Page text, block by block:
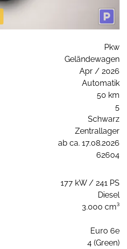
Pkw
Geländewagen
Apr / 2026
Automatik
50 km
5
Schwarz
Zentrallager
ab ca. 17.08.2026
62604
177 kW / 241 PS
Diesel
3.000 cm³
Euro 6e
4 (Green)